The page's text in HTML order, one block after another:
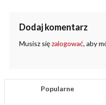
Dodaj komentarz
Musisz sięzalogować, aby
Popularne